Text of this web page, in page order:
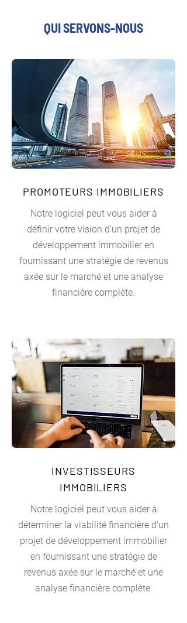
QUI SERVONS-NOUS
PROMOTEURS IMMOBILIERS
Notre logiciel peut vous aider à
définir votre vision d'un projet de
développement immobilier en
fournissant une stratégie de revenus
axée sur le marché et une analyse
financière complète.
INVESTISSEURS
IMMOBILIERS
Notre logiciel peut vous aider à
déterminer la viabilité financière d'un
projet de développement immobilier
en fournissant une stratégie de
revenus axée sur le marché et une
analyse financière complète.